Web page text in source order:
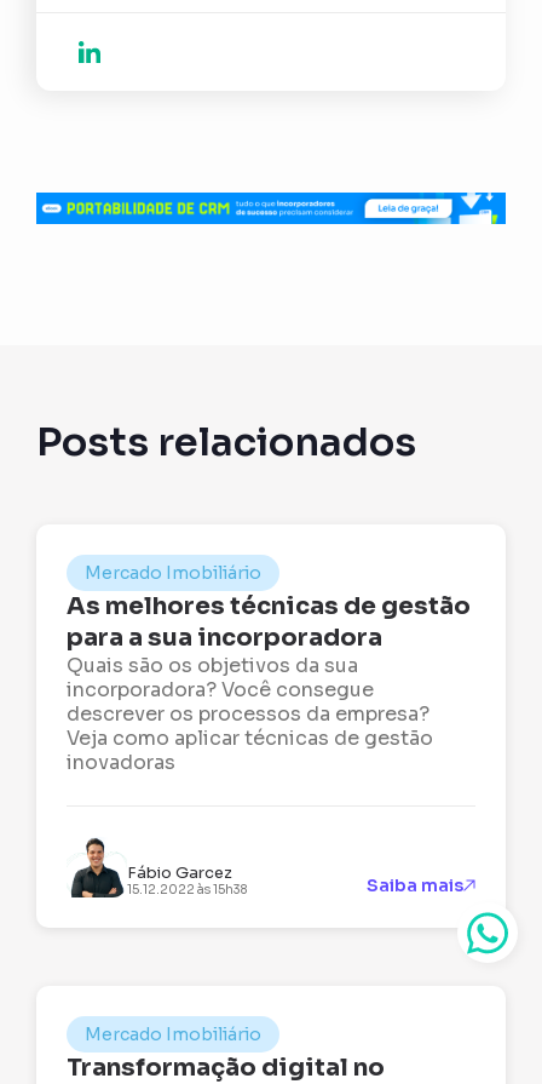
Posts relacionados
Mercado Imobiliário
As melhores técnicas de gestão
para a sua incorporadora
Quais são os objetivos da sua
incorporadora? Você consegue
descrever os processos da empresa?
Veja como aplicar técnicas de gestão
inovadoras
Fábio Garcez
15.12.2022 às 15h38 Saiba mais
Mercado Imobiliário
Transformação digital no